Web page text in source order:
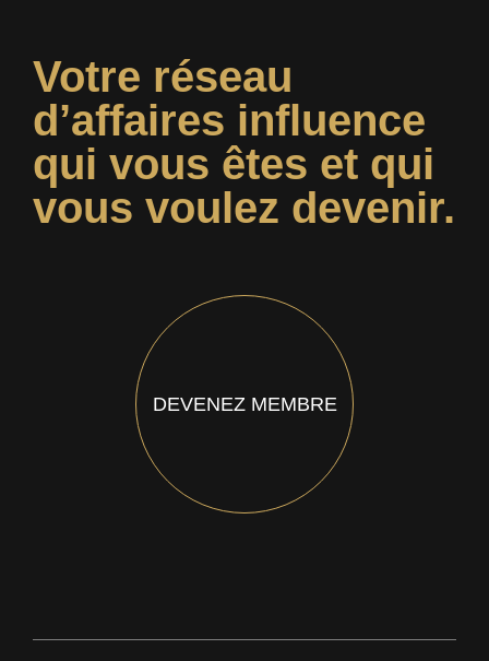
Votre réseau
d’affaires influence
qui vous êtes et qui
vous voulez devenir.
DEVENEZ MEMBRE